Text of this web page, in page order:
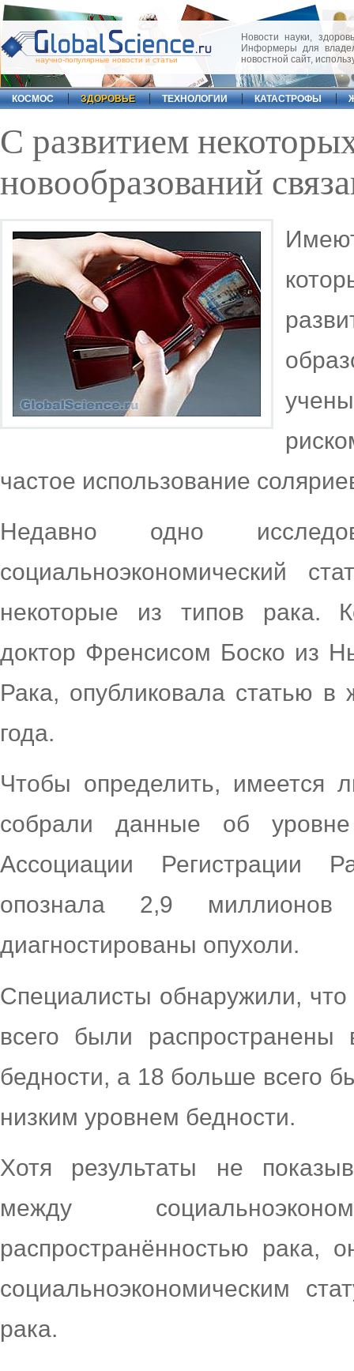
научно-популярные новости и статьи
Новости науки,
Информеры для
новостной сайт,
КОСМОС ЗДОРОВЬЕ ТЕХНОЛОГИИ КАТАСТРОФЫ
С развитием
новообразований
частое использование
Недавно одно
социальноэкономический
некоторые из типов рака.
доктор Френсисом Боско из
Рака, опубликовала статью
года.
Чтобы определить, имеется
собрали данные об
Ассоциации Регистрации
опознала 2,9
диагностированы опухоли.
Специалисты обнаружили,
всего были
бедности, а 18 больше всего
низким уровнем бедности.
Хотя результаты не
между
распространённостью рака,
социальноэкономическим
рака.